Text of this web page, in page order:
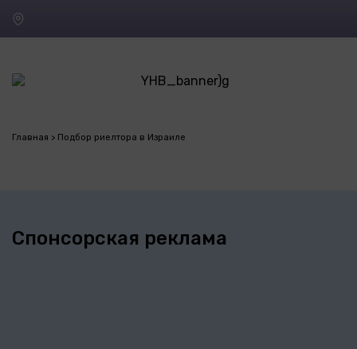
Главная Подбор риелтора в Израиле
Спонсорская реклама